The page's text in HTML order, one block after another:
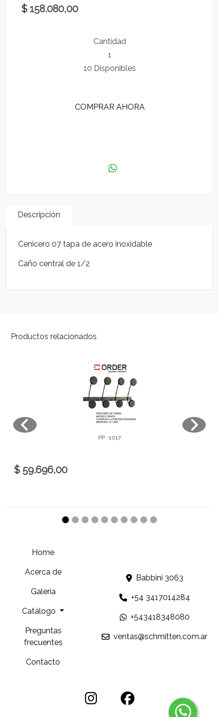
$ 158.080,00
Cantidad
10 Disponibles
COMPRAR AHORA
Descripción
Cenicero 07 tapa de acero inoxidable
Caño central de 1/2
Productos relacionados
PP -1017
$ 59.696,00
Home
Acerca de
Galería
Catálogo
Preguntas
frecuentes
Contacto
Babbini 3063
+54 3417014284
+543418348080
ventas@schmitten.com.ar